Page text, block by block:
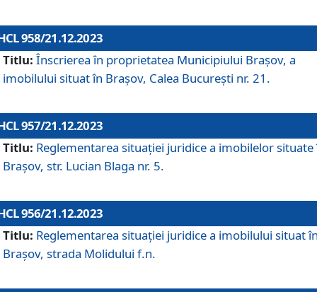
958/21.12.2023
Titlu: Înscrierea în proprietatea Municipiului Brașov, a
imobilului situat în Brașov, Calea București nr. 21.
957/21.12.2023
Titlu: Reglementarea situației juridice a imobilelor situate
Brașov, str. Lucian Blaga nr. 5.
956/21.12.2023
Titlu: Reglementarea situației juridice a imobilului situat
Brașov, strada Molidului f.n.